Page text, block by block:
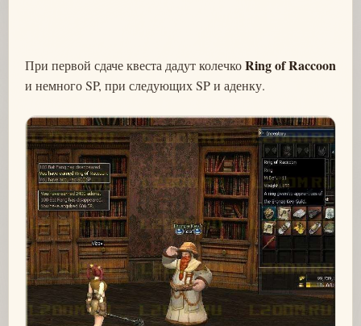
При первой сдаче квеста дадут колечкоRing of Raccoon
и немного SP, при следующих SP и аденку.